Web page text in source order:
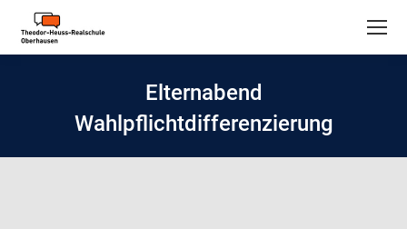
Elternabend
Wahlpflichtdifferenzierung